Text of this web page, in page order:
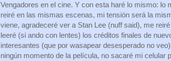
Vengadores en el cine. Y con esta haré lo mismo: lo
reiré en las mismas escenas, mi tensión será la
viene, agradeceré ver a Stan Lee (nuff said), me
leeré (si ando con lentes) los créditos finales de
interesantes (que por wasapear desesperado no
ningún momento de la película, no sacaré mi celular